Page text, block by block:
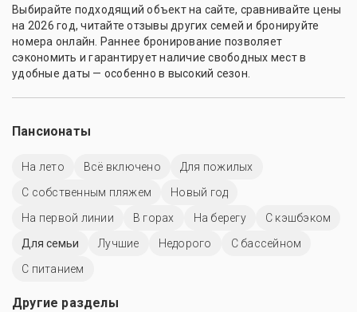
Выбирайте подходящий объект на сайте, сравнивайте цены
на 2026 год, читайте отзывы других семей и бронируйте
номера онлайн. Раннее бронирование позволяет
сэкономить и гарантирует наличие свободных мест в
удобные даты — особенно в высокий сезон.
Пансионаты
На лето Всё включено
Для пожилых
С собственным пляжем
Новый год
На первой линии
В горах На берегу
С кэшбэком
Для семьи
Лучшие Недорого
C бассейном
С питанием
Другие разделы